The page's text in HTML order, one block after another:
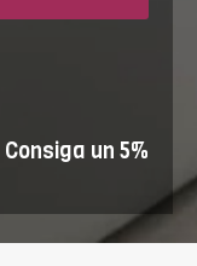
Consiga un 5%